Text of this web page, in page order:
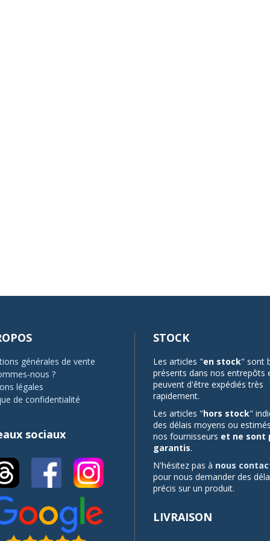
générales de vente
nous ?
légales
de confidentialité
sociaux
STOCK
Les articles "en stock" sont
présents dans nos entrepôts
peuvent d'être expédiés très
rapidement.
Les articles "hors stock"
des délais moyens ou
nos fournisseurs et ne sont
garantis.
N'hésitez pas à nous
pour nous demander des
précis sur un produit.
LIVRAISON